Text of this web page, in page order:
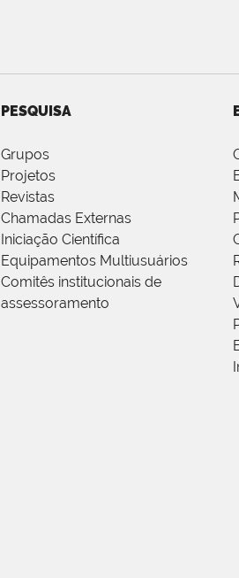
PESQUISA
Grupos
Projetos
Revistas
Chamadas Externas
Iniciação Científica
Equipamentos Multiusuários
Comitês institucionais de
assessoramento